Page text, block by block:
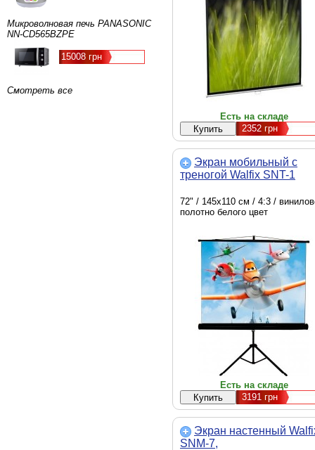
Микроволновая печь PANASONIC
NN-CD565BZPE
15008 грн
Смотреть все
Есть на складе
2352 грн
Экран мобильный с
треногой Walfix SNT-1
72" / 145х110 см / 4:3 /
полотно белого цвет
Есть на складе
3191 грн
Экран настенный
SNM-7,